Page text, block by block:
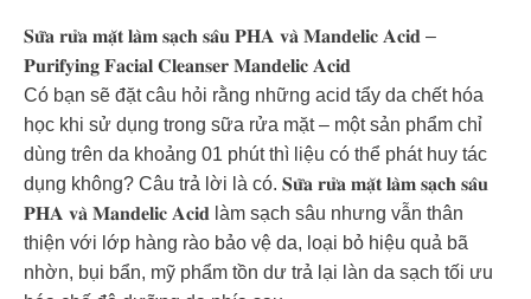
𝐒𝐮̛̃𝐚 𝐫𝐮̛̉𝐚 𝐦𝐚̣̆𝐭 𝐥𝐚̀𝐦 𝐬𝐚̣𝐜𝐡 𝐬𝐚̂𝐮 𝐏𝐇𝐀 𝐯𝐚̀ 𝐌𝐚𝐧𝐝𝐞𝐥𝐢𝐜 𝐀𝐜𝐢𝐝 –
𝐏𝐮𝐫𝐢𝐟𝐲𝐢𝐧𝐠 𝐅𝐚𝐜𝐢𝐚𝐥 𝐂𝐥𝐞𝐚𝐧𝐬𝐞𝐫 𝐌𝐚𝐧𝐝𝐞𝐥𝐢𝐜 𝐀𝐜𝐢𝐝
Có bạn sẽ đặt câu hỏi rằng những acid tẩy da chết hóa
học khi sử dụng trong sữa rửa mặt – một sản phẩm chỉ
dùng trên da khoảng 01 phút thì liệu có thể phát huy tác
dụng không? Câu trả lời là có. 𝐒𝐮̛̃𝐚 𝐫𝐮̛̉𝐚 𝐦𝐚̣̆𝐭 𝐥𝐚̀𝐦 𝐬𝐚̣𝐜𝐡 𝐬𝐚̂𝐮
𝐏𝐇𝐀 𝐯𝐚̀ 𝐌𝐚𝐧𝐝𝐞𝐥𝐢𝐜 𝐀𝐜𝐢𝐝 làm sạch sâu nhưng vẫn thân
thiện với lớp hàng rào bảo vệ da, loại bỏ hiệu quả bã
nhờn, bụi bẩn, mỹ phẩm tồn dư trả lại làn da sạch tối ưu